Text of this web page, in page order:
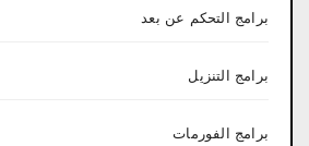
برامج التحكم عن بعد
برامج التنزيل
برامج الفورمات